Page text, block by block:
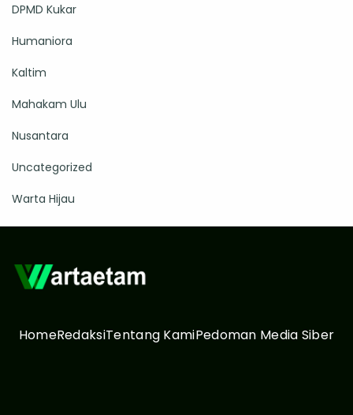
DPMD Kukar
Humaniora
Kaltim
Mahakam Ulu
Nusantara
Uncategorized
Warta Hijau
HomeRedaksiTentang KamiPedoman Media Siber